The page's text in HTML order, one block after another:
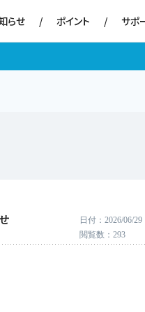
らせ ポイント サポ
日付
2026/06/29
閲覧数
293